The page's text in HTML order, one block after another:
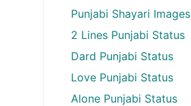
Punjabi Shayari Images
2 Lines Punjabi Status
Dard Punjabi Status
Love Punjabi Status
Alone Punjabi Status